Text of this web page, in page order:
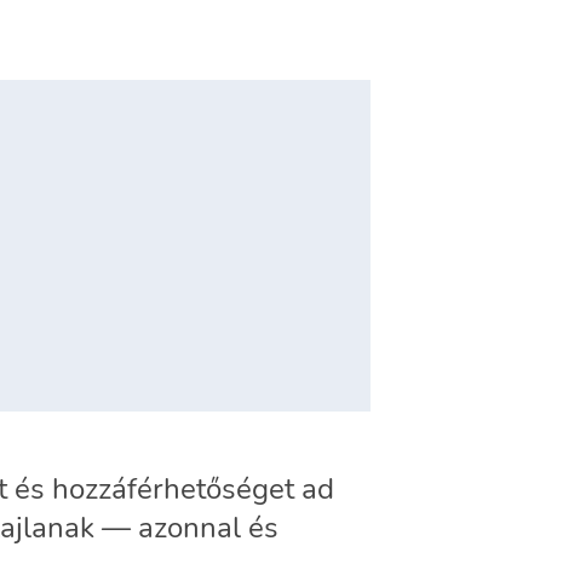
hozzáférhetőséget ad
— azonnal és